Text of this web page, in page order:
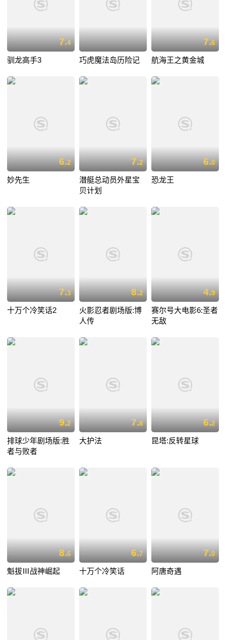
7.4
驯龙高手3 巧虎魔法岛历险记
7.6
航海王之黄金城
6.2
妙先生
7.2
潜艇总动员外星宝
贝计划
6.0
恐龙王
7.3
十万个冷笑话2
8.2
火影忍者剧场版:博
人传
4.9
赛尔号大电影6:圣者
无敌
9.2
排球少年剧场版:胜
者与败者
7.8
大护法
6.2
昆塔:反转星球
8.6
魁拔Ⅲ战神崛起
6.7
十万个冷笑话
7.0
阿唐奇遇